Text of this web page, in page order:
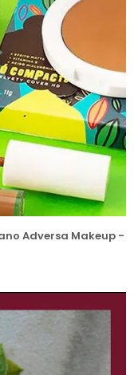
Adversa Makeup -